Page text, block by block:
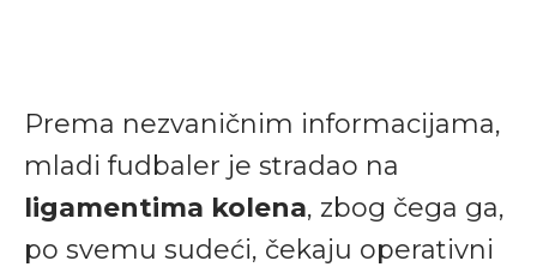
Prema nezvaničnim informacijama,
mladi fudbaler je stradao na
ligamentima kolena, zbog čega ga,
po svemu sudeći, čekaju operativni